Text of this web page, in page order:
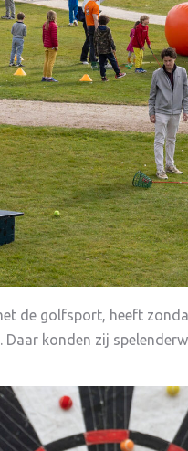
de golfsport, heeft
Daar konden zij